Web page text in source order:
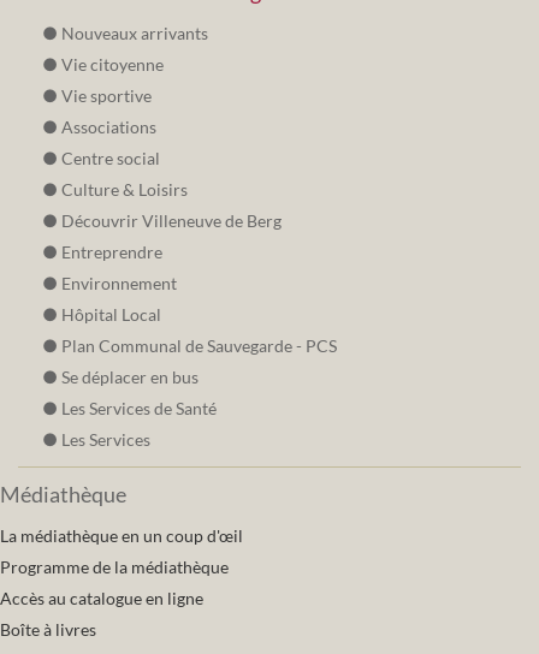
Nouveaux arrivants
Vie citoyenne
Vie sportive
Associations
Centre social
Culture & Loisirs
Découvrir Villeneuve de Berg
Entreprendre
Environnement
Hôpital Local
Plan Communal de Sauvegarde - PCS
Se déplacer en bus
Les Services de Santé
Les Services
Médiathèque
La médiathèque en un coup d'œil
Programme de la médiathèque
Accès au catalogue en ligne
Boîte à livres